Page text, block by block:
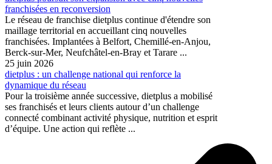
franchisées en reconversion
Le réseau de franchise dietplus continue d'étendre son
maillage territorial en accueillant cinq nouvelles
franchisées. Implantées à Belfort, Chemillé-en-Anjou,
Berck-sur-Mer, Neufchâtel-en-Bray et Tarare ...
25 juin 2026
dietplus : un challenge national qui renforce la
dynamique du réseau
Pour la troisième année successive, dietplus a mobilisé
ses franchisés et leurs clients autour d’un challenge
connecté combinant activité physique, nutrition et esprit
d’équipe. Une action qui reflète ...